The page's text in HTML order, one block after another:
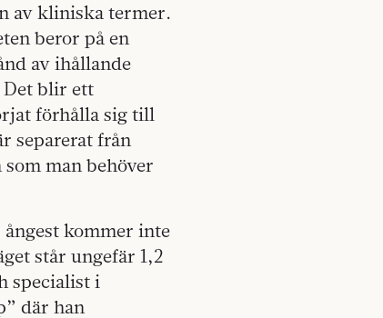
av kliniska termer.
beror på en
av ihållande
Det blir ett
förhålla sig till
separerat från
man behöver
kommer inte
står ungefär 1,2
specialist i
där han